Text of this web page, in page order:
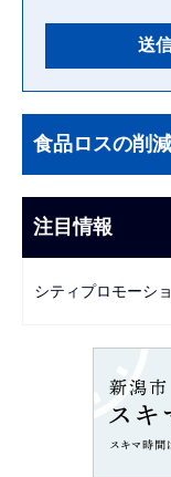
文
こ
ま
で
ブ
ビ
ー
食品ロスの削減
注目情報
シティプロモーシ